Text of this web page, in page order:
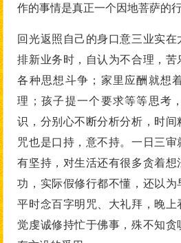
作的事情是真正一个因地菩萨的
回光返照自己的身口意三业实
排新业务时，自认为不合理，
各种思想斗争；家里应酬就想
理；孩子提一个要求等等思考
识，分别心不断分析分析，时
咒也是口持，意不持。一日三
有坚持，对生活还有很多贪着
功，实际假修行都不懂，还以为
平时念百字明咒、大礼拜，晚
觉虔诚修持忙于佛事，殊不知